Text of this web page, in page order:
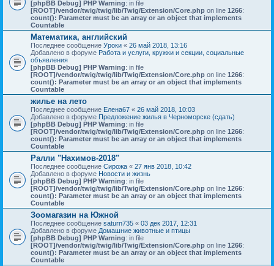
[phpBB Debug] PHP Warning: in file
[ROOT]/vendor/twig/twig/lib/Twig/Extension/Core.php on line 1266:
count(): Parameter must be an array or an object that implements
Countable
Математика, английский
Последнее сообщение Уроки « 26 май 2018, 13:16
Добавлено в форуме Работа и услуги, кружки и секции, социальные
объявления
[phpBB Debug] PHP Warning: in file
[ROOT]/vendor/twig/twig/lib/Twig/Extension/Core.php on line 1266:
count(): Parameter must be an array or an object that implements
Countable
жилье на лето
Последнее сообщение Елена67 « 26 май 2018, 10:03
Добавлено в форуме Предложение жилья в Черноморске (сдать)
[phpBB Debug] PHP Warning: in file
[ROOT]/vendor/twig/twig/lib/Twig/Extension/Core.php on line 1266:
count(): Parameter must be an array or an object that implements
Countable
Ралли "Нахимов-2018"
Последнее сообщение Сирожа « 27 янв 2018, 10:42
Добавлено в форуме Новости и жизнь
[phpBB Debug] PHP Warning: in file
[ROOT]/vendor/twig/twig/lib/Twig/Extension/Core.php on line 1266:
count(): Parameter must be an array or an object that implements
Countable
Зоомагазин на Южной
Последнее сообщение saturn735 « 03 дек 2017, 12:31
Добавлено в форуме Домашние животные и птицы
[phpBB Debug] PHP Warning: in file
[ROOT]/vendor/twig/twig/lib/Twig/Extension/Core.php on line 1266:
count(): Parameter must be an array or an object that implements
Countable